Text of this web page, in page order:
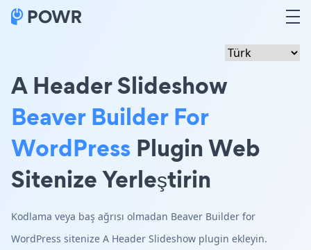
A Header Slideshow
Beaver Builder For
WordPress Plugin Web
Sitenize Yerleştirin
Kodlama veya baş ağrısı olmadan Beaver Builder for
WordPress sitenize A Header Slideshow plugin ekleyin.